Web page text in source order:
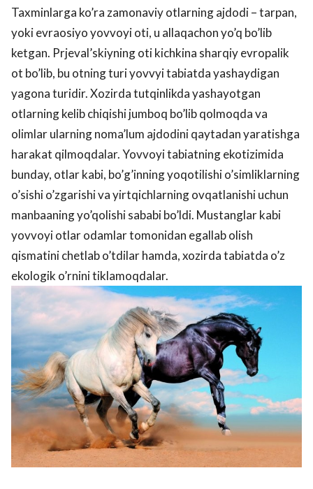
Taxminlarga ko’ra zamonaviy otlarning ajdodi – tarpan,
yoki evraosiyo yovvoyi oti, u allaqachon yo’q bo’lib
ketgan. Prjeval’skiyning oti kichkina sharqiy evropalik
ot bo’lib, bu otning turi yovvyi tabiatda yashaydigan
yagona turidir. Xozirda tutqinlikda yashayotgan
otlarning kelib chiqishi jumboq bo’lib qolmoqda va
olimlar ularning noma’lum ajdodini qaytadan yaratishga
harakat qilmoqdalar. Yovvoyi tabiatning ekotizimida
bunday, otlar kabi, bo’g’inning yoqotilishi o’simliklarning
o’sishi o’zgarishi va yirtqichlarning ovqatlanishi uchun
manbaaning yo’qolishi sababi bo’ldi. Mustanglar kabi
yovvoyi otlar odamlar tomonidan egallab olish
qismatini chetlab o’tdilar hamda, xozirda tabiatda o’z
ekologik o’rnini tiklamoqdalar.